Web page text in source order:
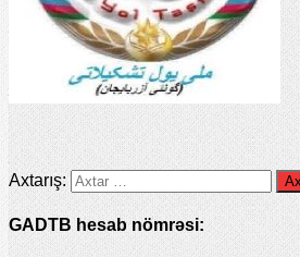
Axtarış:
GADTB hesab nömrəsi: